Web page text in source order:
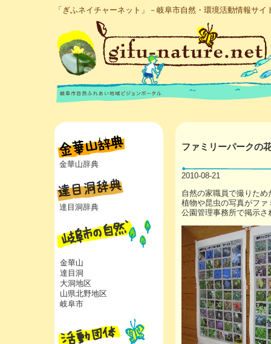
「ぎふネイチャーネット」－岐阜市自然・環境活動情報サイ
金華山辞典
達目洞辞典
金華山
達目洞
大洞地区
山県北野地区
岐阜市
ファミリーパークの
2010-08-21
自然の家職員で撮りた
植物や昆虫の写真がフ
公園管理事務所で掲示さ